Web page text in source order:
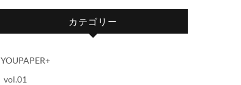
カテゴリー
YOUPAPER+
vol.01